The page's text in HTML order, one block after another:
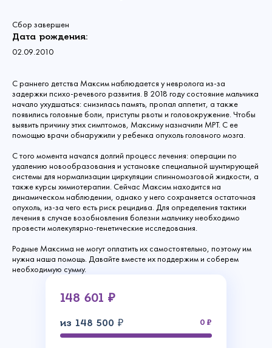
Сбор завершен
Дата рождения:
02.09.2010
С раннего детства Максим наблюдается у невролога из-за
задержки психо-речевого развития. В 2018 году состояние мальчика
начало ухудшаться: снизилась память, пропал аппетит, а также
появились головные боли, приступы рвоты и головокружение. Чтобы
выявить причину этих симптомов, Максиму назначили МРТ. С ее
помощью врачи обнаружили у ребенка опухоль головного мозга.
С того момента начался долгий процесс лечения: операции по
удалению новообразования и установке специальной шунтирующей
системы для нормализации циркуляции спинномозговой жидкости, а
также курсы химиотерапии. Сейчас Максим находится на
динамическом наблюдении, однако у него сохраняется остаточная
опухоль, из-за чего есть риск рецидива. Для определения тактики
лечения в случае возобновления болезни мальчику необходимо
провести молекулярно-генетические исследования.
Родные Максима не могут оплатить их самостоятельно, поэтому им
нужна наша помощь. Давайте вместе их поддержим и соберем
необходимую сумму.
148 601 ₽
из 148 500 ₽ 0